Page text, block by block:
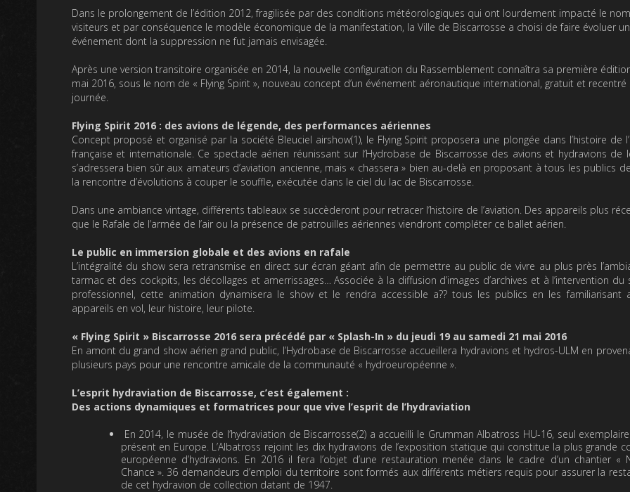
Dans le prolongement de l’édition 2012, fragilisée par des conditions météorologiques qui ont lourdement impacté le
visiteurs et par conséquence le modèle économique de la manifestation, la Ville de Biscarrosse a choisi de faire évoluer un
événement dont la suppression ne fut jamais envisagée.
Après une version transitoire organisée en 2014, la nouvelle configuration du Rassemblement connaîtra sa première
mai 2016, sous le nom de « Flying Spirit », nouveau concept d’un événement aéronautique international, gratuit et recentré
journée.
Flying Spirit 2016 : des avions de légende, des performances aériennes
Concept proposé et organisé par la société Bleuciel airshow(1), le Flying Spirit proposera une plongée dans l’histoire de
française et internationale. Ce spectacle aérien réunissant sur l’Hydrobase de Biscarrosse des avions et hydravions de
s’adressera bien sûr aux amateurs d’aviation ancienne, mais « chassera » bien au-delà en proposant à tous les publics
la rencontre d’évolutions à couper le souffle, exécutée dans le ciel du lac de Biscarrosse.
Dans une ambiance vintage, différents tableaux se succèderont pour retracer l’histoire de l’aviation. Des appareils plus
que le Rafale de l’armée de l’air ou la présence de patrouilles aériennes viendront compléter ce ballet aérien.
Le public en immersion globale et des avions en rafale
L’intégralité du show sera retransmise en direct sur écran géant afin de permettre au public de vivre au plus près
tarmac et des cockpits, les décollages et amerrissages… Associée à la diffusion d’images d’archives et à l’intervention du
professionnel, cette animation dynamisera le show et le rendra accessible a?? tous les publics en les familiarisant
appareils en vol, leur histoire, leur pilote.
« Flying Spirit » Biscarrosse 2016 sera précédé par « Splash-In » du jeudi 19 au samedi 21 mai 2016
En amont du grand show aérien grand public, l’Hydrobase de Biscarrosse accueillera hydravions et hydros-ULM en
plusieurs pays pour une rencontre amicale de la communauté « hydroeuropéenne ».
L’esprit hydraviation de Biscarrosse, c’est également :
Des actions dynamiques et formatrices pour que vive l’esprit de l’hydraviation
En 2014, le musée de l’hydraviation de Biscarrosse(2) a accueilli le Grumman Albatross HU-16, seul
présent en Europe. L’Albatross rejoint les dix hydravions de l’exposition statique qui constitue la plus grande
européenne d’hydravions. En 2016 il fera l’objet d’une restauration menée dans le cadre d’un chantier «
Chance ». 36 demandeurs d’emploi du territoire sont formés aux différents métiers requis pour assurer la
de cet hydravion de collection datant de 1947.